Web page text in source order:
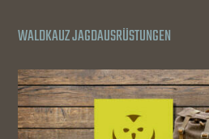
WALDKAUZ JAGDAUSRÜSTUNGEN